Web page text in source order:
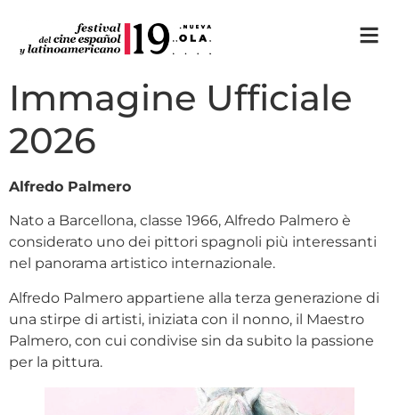
Immagine Ufficiale
2026
Alfredo Palmero
Nato a Barcellona, classe 1966, Alfredo Palmero è
considerato uno dei pittori spagnoli più interessanti
nel panorama artistico internazionale.
Alfredo Palmero appartiene alla terza generazione di
una stirpe di artisti, iniziata con il nonno, il Maestro
Palmero, con cui condivise sin da subito la passione
per la pittura.